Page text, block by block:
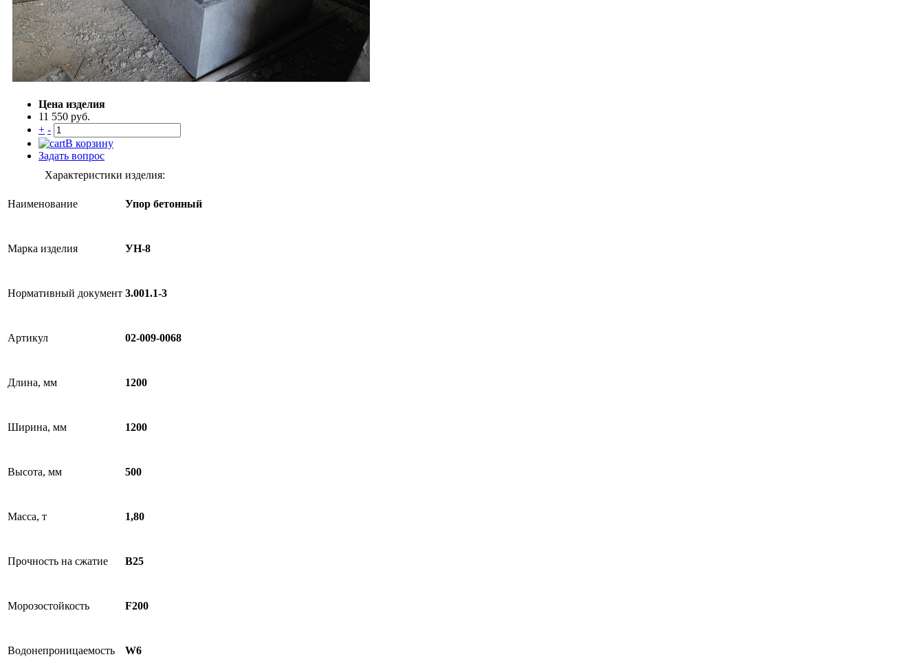
Цена изделия
11 550 руб.
+ -
В корзину
Задать вопрос
Характеристики изделия:
Наименование Упор бетонный
Марка изделия УН-8
Нормативный документ 3.001.1-3
Артикул 02-009-0068
Длина, мм 1200
Ширина, мм 1200
Высота, мм 500
Масса, т 1,80
Прочность на сжатие B25
Морозостойкость F200
Водонепроницаемость W6